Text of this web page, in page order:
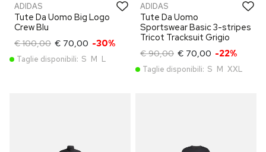
ADIDAS
Tute Da Uomo Big Logo
Crew Blu
€ 100,00 € 70,00 -30%
Taglie disponibili: S M L
ADIDAS
Tute Da Uomo
Sportswear Basic 3-stripes
Tricot Tracksuit Grigio
€ 90,00 € 70,00 -22%
Taglie disponibili: S M XXL